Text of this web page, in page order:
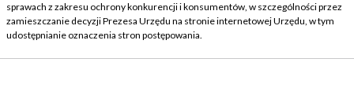
sprawach z zakresu ochrony konkurencji i konsumentów, w szczególności przez
zamieszczanie decyzji Prezesa Urzędu na stronie internetowej Urzędu, w tym
udostępnianie oznaczenia stron postępowania.